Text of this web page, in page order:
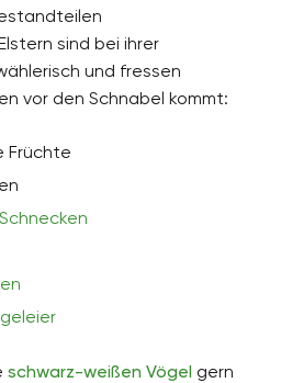
sind bei ihrer
und fressen
vor den Schnabel kommt:
Früchte
Schnecken
schwarz-weißen Vögel gern